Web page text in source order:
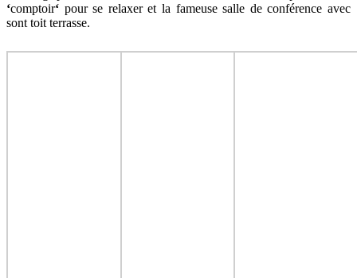
‘comptoir‘ pour se relaxer et la fameuse salle de conférence avec
sont toit terrasse.